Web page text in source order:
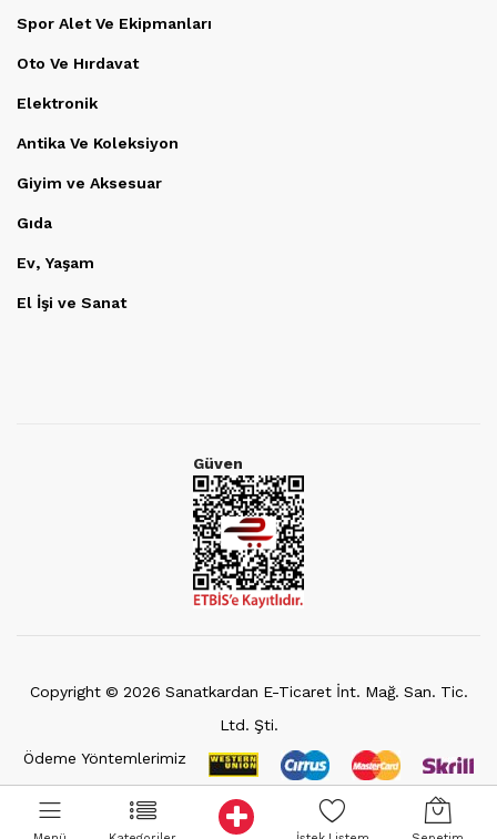
Spor Alet Ve Ekipmanları
Oto Ve Hırdavat
Elektronik
Antika Ve Koleksiyon
Giyim ve Aksesuar
Gıda
Ev, Yaşam
El İşi ve Sanat
Güven
Copyright © 2026 Sanatkardan E-Ticaret İnt. Mağ. San. Tic.
Ltd. Şti.
Ödeme Yöntemlerimiz